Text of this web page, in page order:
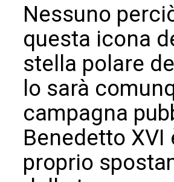
Nessuno
questa icona
stella polare
lo sarà
campagna
Benedetto
proprio